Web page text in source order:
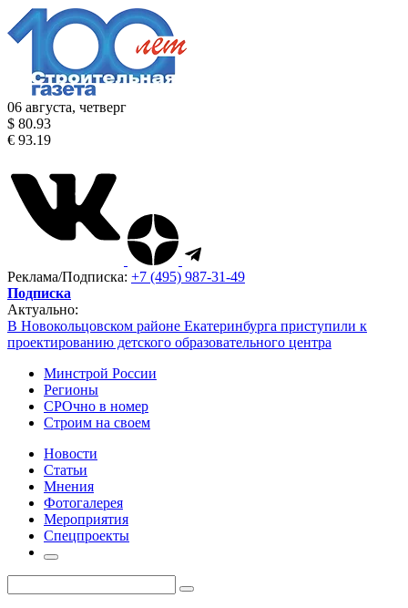
06 августа, четверг
$ 80.93
€ 93.19
Реклама/Подписка: +7 (495) 987-31-49
Подписка
Актуально:
В Новокольцовском районе Екатеринбурга приступили к
проектированию детского образовательного центра
Минстрой России
Регионы
СРОчно в номер
Строим на своем
Новости
Статьи
Мнения
Фотогалерея
Мероприятия
Спецпроекты